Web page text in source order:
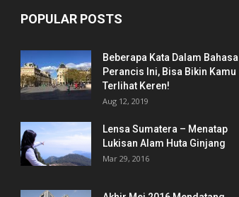
POPULAR POSTS
Beberapa Kata Dalam Bahasa
Perancis Ini, Bisa Bikin Kamu
Terlihat Keren!
Aug 12, 2019
Lensa Sumatera – Menatap
Lukisan Alam Huta Ginjang
Mar 29, 2016